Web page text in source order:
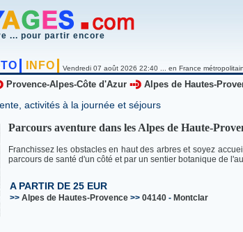
... pour partir encore
INFO Vendredi 07 août 2026 22:40 ... en France
Provence-Alpes-Côte d'Azur Alpes de Hautes-
activités à la journée et séjours
Parcours aventure dans les Alpes de Haute-
Franchissez les obstacles en haut des arbres et soyez
parcours de santé d'un côté et par un sentier botanique de
A PARTIR DE 25 EUR
>> Alpes de Hautes-Provence>> 04140- Montclar